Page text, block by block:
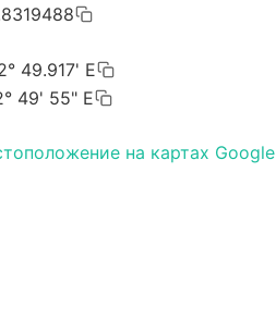
49.917' E
49' 55" E
на картах Google